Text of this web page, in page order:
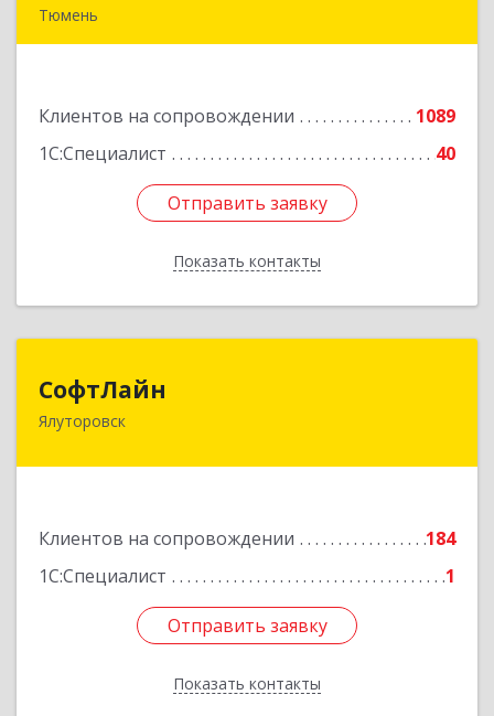
Тюмень
Клиентов на сопровождении
1089
1С:Специалист
40
Отправить заявку
Показать контакты
Подробнее
Отправить заявку
Назад
СофтЛайн
Ялуторовск
Клиентов на сопровождении
184
1С:Специалист
1
Отправить заявку
Показать контакты
627010, Тюменская обл, Ялуторовский р-н,
Отправить заявку
Назад